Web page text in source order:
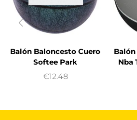
Balón Baloncesto Cuero
Softee Park
€12.48
Nba